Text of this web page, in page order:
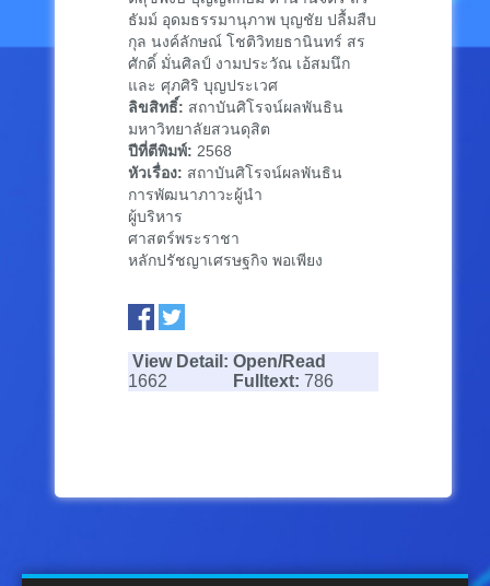
ธัมม์ อุดมธรรมานุภาพ บุญชัย ปลื้มสืบ
กุล นงค์ลักษณ์ โชติวิทยธานินทร์ สร
ศักดิ์ มั่นศิลป์ งามประวัณ เอ้สมนึก
และ ศุภศิริ บุญประเวศ
ลิขสิทธิ์: สถาบันศิโรจน์ผลพันธิน
มหาวิทยาลัยสวนดุสิต
ปีที่ตีพิมพ์: 2568
หัวเรื่อง: สถาบันศิโรจน์ผลพันธิน
การพัฒนาภาวะผู้นำ
ผู้บริหาร
ศาสตร์พระราชา
หลักปรัชญาเศรษฐกิจ พอเพียง
View Detail:
1662
Open/Read
Fulltext: 786